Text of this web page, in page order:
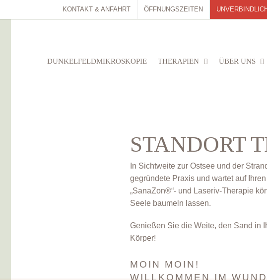
KONTAKT & ANFAHRT ÖFFNUNGSZEITEN
DUNKELFELDMIKROSKOPIE THERAPIEN ÜBER UNS
STANDORT
In Sichtweite zur Ostsee und der
gegründete Praxis und wartet auf
„SanaZon®“- und Laseriv-Therapie
Seele baumeln lassen.
Genießen Sie die Weite, den Sand in
Körper!
MOIN MOIN!
WILLKOMMEN IM